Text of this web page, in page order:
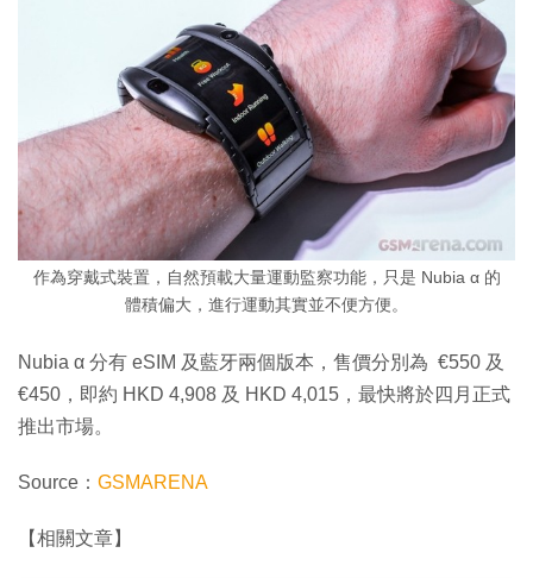
作為穿戴式裝置，自然預載大量運動監察功能，只是 Nubia α 的
體積偏大，進行運動其實並不便方便。
Nubia α 分有 eSIM 及藍牙兩個版本，售價分別為 €550 及
€450，即約 HKD 4,908 及 HKD 4,015，最快將於四月正式
推出市場。
Source： GSMARENA
【相關文章】